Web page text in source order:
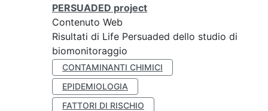
PERSUADED project
Contenuto Web
Risultati di Life Persuaded dello studio di
biomonitoraggio
CONTAMINANTI CHIMICI
EPIDEMIOLOGIA
FATTORI DI RISCHIO